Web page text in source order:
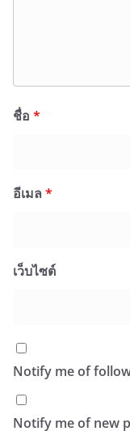
ชื่อ *
อีเมล *
เว็บไซต์
Notify me of
Notify me of new